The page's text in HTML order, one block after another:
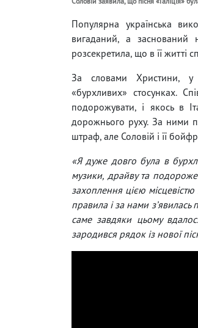
Популярна українська
вигаданий, а заснований
розсекретила, що в її житті
За словами Христини,
«бурхливих» стосунках.
подорожувати, і якось в
дорожнього руху. За ними
штраф, але Соловій і її
«Я дуже довго була в
музики, драйву та
захоплення цією
правила і за нами зʼявилась
саме завдяки цьому
зародився рядок із нової